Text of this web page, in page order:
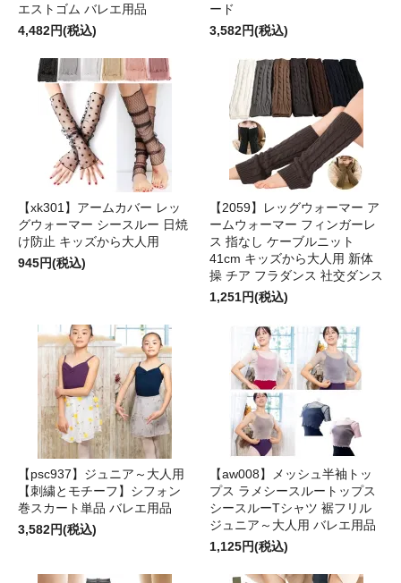
エストゴム バレエ用品
4,482円(税込)
ード
3,582円(税込)
【xk301】アームカバー レッ
グウォーマー シースルー 日焼
け防止 キッズから大人用
945円(税込)
【2059】レッグウォーマー ア
ームウォーマー フィンガーレ
ス 指なし ケーブルニット
41cm キッズから大人用 新体
操 チア フラダンス 社交ダンス
1,251円(税込)
【psc937】ジュニア～大人用
【刺繍とモチーフ】シフォン
巻スカート単品 バレエ用品
3,582円(税込)
【aw008】メッシュ半袖トッ
プス ラメシースルートップス
シースルーTシャツ 裾フリル
ジュニア～大人用 バレエ用品
1,125円(税込)